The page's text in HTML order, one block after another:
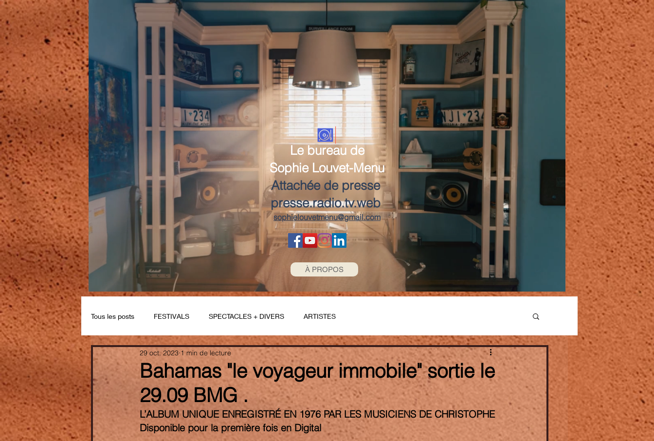
Le bureau de
Sophie Louvet-Menu
Attachée de presse
presse.radio.tv.web
sophielouvetmenu@gmail.com
À PROPOS
Tous les posts FESTIVALS SPECTACLES + DIVERS ARTISTES
Bahamas "le voyageur immobile" sortie le
29.09 BMG .
29 oct. 2023 1 min de lecture
L’ALBUM UNIQUE ENREGISTRÉ EN 1976 PAR LES MUSICIENS DE CHRISTOPHE
Disponible pour la première fois en Digital